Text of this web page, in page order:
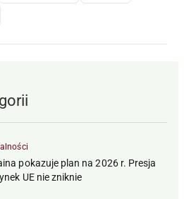
pokazuje plan na 2026 r. Presja
UE nie zniknie